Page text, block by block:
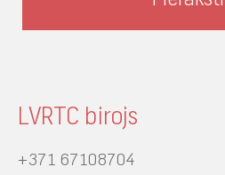
LVRTC birojs
+371 67108704